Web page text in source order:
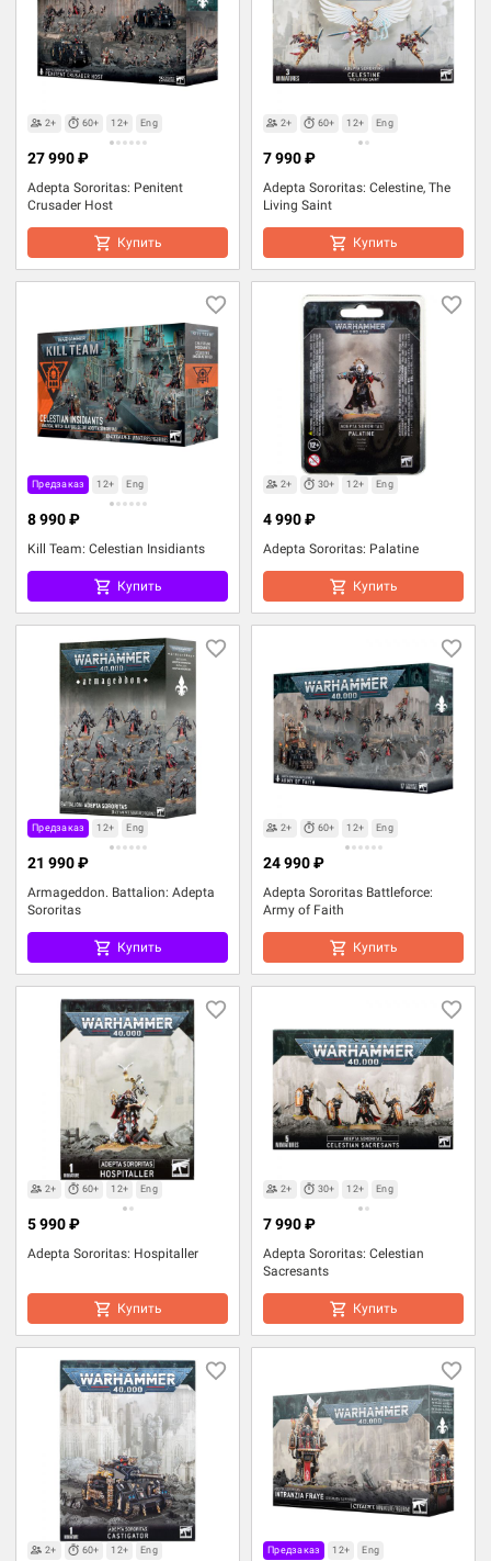
2+ 60+ 12+ Eng
Adepta Sororitas: Penitent
Crusader Host
27 990 ₽
Купить
2+ 60+ 12+ Eng
Adepta Sororitas: Celestine, The
Living Saint
7 990 ₽
Купить
Предзаказ 12+ Eng
Kill Team: Celestian Insidiants
8 990 ₽
Купить
2+ 30+ 12+ Eng
Adepta Sororitas: Palatine
4 990 ₽
Купить
Предзаказ 12+ Eng
Armageddon. Battalion: Adepta
Sororitas
21 990 ₽
Купить
2+ 60+ 12+ Eng
Adepta Sororitas Battleforce:
Army of Faith
24 990 ₽
Купить
2+ 60+ 12+ Eng
Adepta Sororitas: Hospitaller
5 990 ₽
Купить
2+ 30+ 12+ Eng
Adepta Sororitas: Celestian
Sacresants
7 990 ₽
Купить
2+ 60+ 12+ Eng Предзаказ 12+ Eng